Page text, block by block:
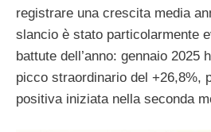
registrare una crescita media
slancio è stato particolarmente
battute dell’anno: gennaio 2025
picco straordinario del +26,8%,
positiva iniziata nella seconda